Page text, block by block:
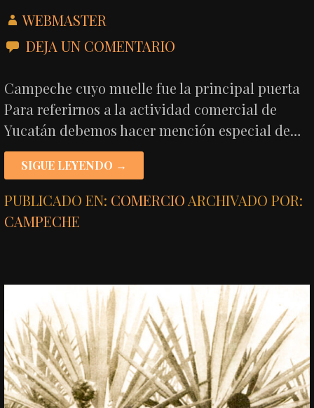
WEBMASTER
DEJA UN COMENTARIO
Campeche cuyo muelle fue la principal puerta
Para referirnos a la actividad comercial de
Yucatán debemos hacer mención especial de…
SIGUE LEYENDO →
PUBLICADO EN: COMERCIO ARCHIVADO POR:
CAMPECHE